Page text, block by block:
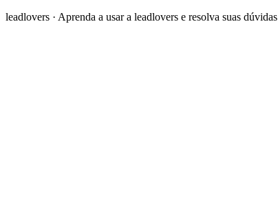
leadlovers · Aprenda a usar a leadlovers e resolva suas dúvidas